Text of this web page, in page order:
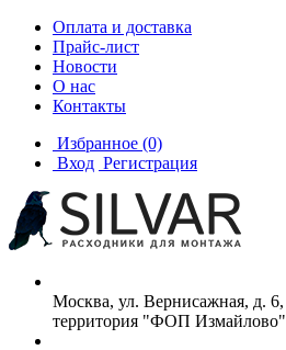
Оплата и доставка
Прайс-лист
Новости
О нас
Контакты
Избранное (0)
Вход Регистрация
Москва, ул. Вернисажная, д. 6,
территория "ФОП Измайлово"